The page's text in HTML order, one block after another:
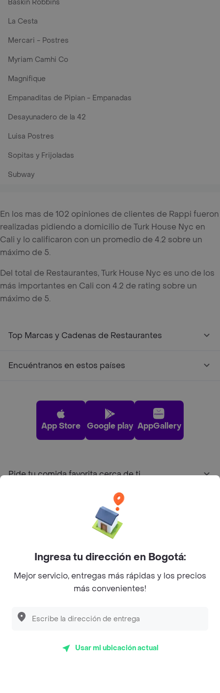
Baskin Robbins
La Cesta
Mercari - Postres
Myriam Camhi Co
Magnifique
Empanaditas de Pipian - Empanadas
Desayunadero de la 42
Luisa Postres
Sopitas y Frijoladas
Subway
En los mas de 102 opiniones de clientes de Rappi fueron
realizadas pidiendo a domicilio de Turk House Nyc en
Cali y lo calificaron con un promedio de 4.2 sobre un
máximo de 5.
Del total de Restaurantes, Turk House Nyc es uno de los
más importantes en Cali con 4.2 de rating sobre un
máximo de 5.
Top Marcas y Cadenas de Restaurantes
Encuéntranos en estos países
App Store Google play AppGallery
Pide tu comida favorita cerca de ti
Sobre Rappi
Facebook
Twitter
Instagram
©2026Rappi Inc. All rights reserved.
Ingresa tu dirección en Bogotá:
Mejor servicio, entregas más rápidas y los precios
más convenientes!
Usar mi ubicación actual